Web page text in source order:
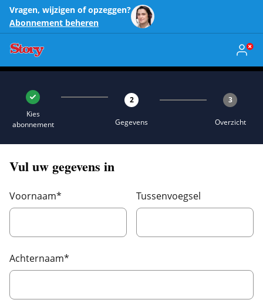
Vragen, wijzigen of opzeggen?
Abonnement beheren
Kies
abonnement
2
Gegevens
3
Overzicht
Vul uw gegevens in
Voornaam* Tussenvoegsel
Achternaam*